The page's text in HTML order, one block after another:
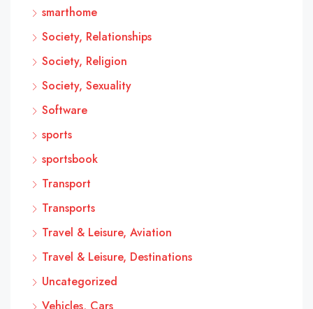
smarthome
Society, Relationships
Society, Religion
Society, Sexuality
Software
sports
sportsbook
Transport
Transports
Travel & Leisure, Aviation
Travel & Leisure, Destinations
Uncategorized
Vehicles, Cars